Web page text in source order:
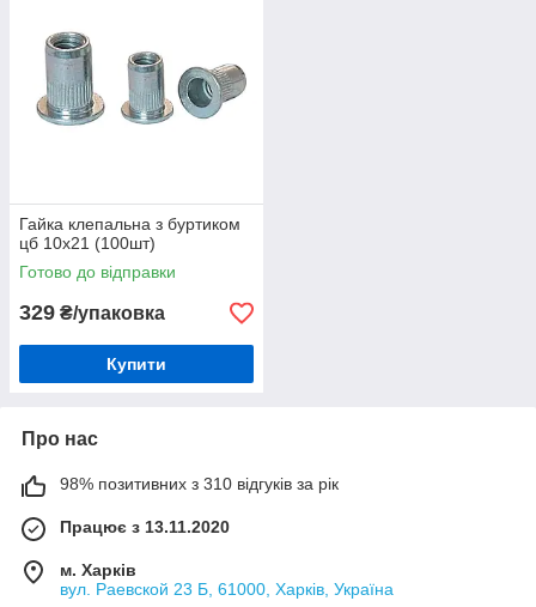
Гайка клепальна з буртиком
цб 10х21 (100шт)
Готово до відправки
329 ₴/упаковка
Купити
Про нас
98% позитивних з 310 відгуків за рік
Працює з 13.11.2020
м. Харків
вул. Раевской 23 Б, 61000, Харків, Україна